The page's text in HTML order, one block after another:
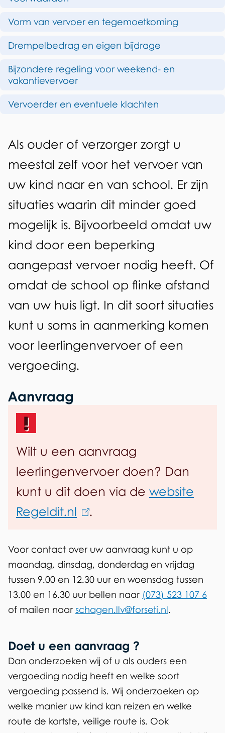
n
v
e
o
e
p
a
Vorm van vervoer en tegemoetkoming
Drempelbedrag en eigen bijdrage
Bijzondere regeling voor weekend- en
vakantievervoer
Vervoerder en eventuele klachten
A
g
m
Als ouder of verzorger zorgt u
meestal zelf voor het vervoer van
uw kind naar en van school. Er zijn
situaties waarin dit minder goed
mogelijk is. Bijvoorbeeld omdat uw
kind door een beperking
aangepast vervoer nodig heeft. Of
omdat de school op flinke afstand
van uw huis ligt. In dit soort situaties
kunt u soms in aanmerking komen
voor leerlingenvervoer of een
vergoeding.
Aanvraag
Wilt u een aanvraag
leerlingenvervoer doen? Dan
kunt u dit doen via de website
Regeldit.nl
i
n
k
i
e
x
t
e
.
Voor contact over uw aanvraag kunt u op
maandag, dinsdag, donderdag en vrijdag
tussen 9.00 en 12.30 uur en woensdag tussen
13.00 en 16.30 uur bellen naar (073) 523 107 6
of mailen naar schagen.llv@forseti.nl.
Doet u een aanvraag ?
Dan onderzoeken wij of u als ouders een
vergoeding nodig heeft en welke soort
vergoeding passend is. Wij onderzoeken op
welke manier uw kind kan reizen en welke
route de kortste, veilige route is. Ook